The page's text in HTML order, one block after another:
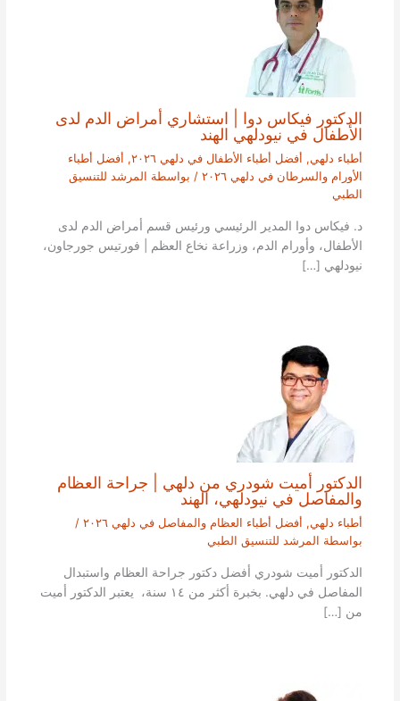
الدكتور فيكاس دوا | استشاري أمراض الدم لدى
الأطفال في نيودلهي الهند
أطباء دلهي, أفضل أطباء الأطفال في دلهي ٢٠٢٦ , أفضل أطباء
الأورام والسرطان في دلهي ٢٠٢٦
/ بواسطة المرشد للتنسيق
الطبي
د. فيكاس دوا المدير الرئيسي ورئيس قسم أمراض الدم لدى
الأطفال، وأورام الدم، وزراعة نخاع العظم | فورتيس جورجاون،
نيودلهي […]
الدكتور أميت شودري من دلهي | جراحة العظام
والمفاصل في نيودلهي، الهند
أطباء دلهي, أفضل أطباء العظام والمفاصل في دلهي ٢٠٢٦
/
بواسطة المرشد للتنسيق الطبي
الدكتور أميت شودري أفضل دكتور جراحة العظام واستبدال
المفاصل في دلهي. بخبرة أكثر من ١٤ سنة، يعتبر الدكتور أميت
من […]